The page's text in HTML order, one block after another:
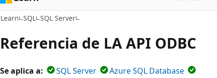
Learn SQL SQL Server
Referencia de LA API ODBC
Se aplica a: SQL Server
Azure SQL Database